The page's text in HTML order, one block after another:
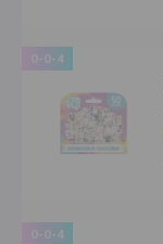
0-0-4
0-0-4